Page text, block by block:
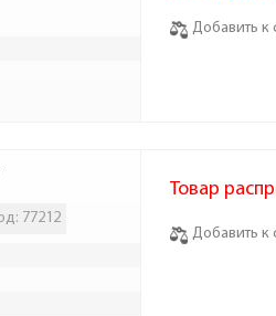
Добавить к
77212
Товар
Добавить к